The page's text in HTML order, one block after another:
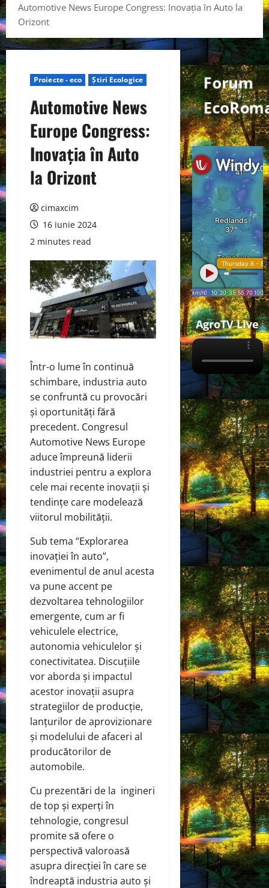
Automotive News Europe Congress: Inovația în Auto la
Orizont
Proiecte - eco Știri Ecologice
Automotive News
Europe Congress:
Inovația în Auto
la Orizont
cimaxcim
16 iunie 2024
2 minutes read
Într-o lume în continuă
schimbare, industria auto
se confruntă cu provocări
și oportunități fără
precedent. Congresul
Automotive News Europe
aduce împreună liderii
industriei pentru a explora
cele mai recente inovații și
tendințe care modelează
viitorul mobilității.
Sub tema “Explorarea
inovației în auto”,
evenimentul de anul acesta
va pune accent pe
dezvoltarea tehnologiilor
emergente, cum ar fi
vehiculele electrice,
autonomia vehiculelor și
conectivitatea. Discuțiile
vor aborda și impactul
acestor inovații asupra
strategiilor de producție,
lanțurilor de aprovizionare
și modelului de afaceri al
producătorilor de
automobile.
Cu prezentări de la ingineri
de top și experți în
tehnologie, congresul
promite să ofere o
perspectivă valoroasă
asupra direcției în care se
îndreaptă industria auto și
Forum
AgroTV Live